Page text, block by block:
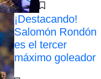
¡Destacando!
Salomón Rondón
es el tercer
máximo goleador